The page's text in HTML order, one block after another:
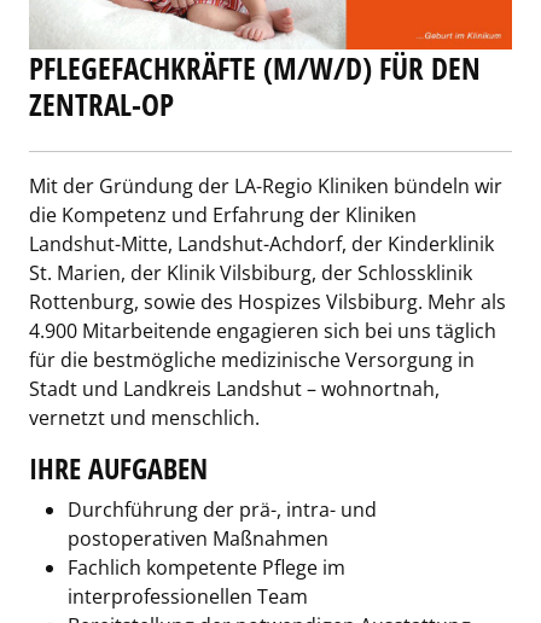
PFLEGEFACHKRÄFTE (M/W/D) FÜR DEN
ZENTRAL-OP
Mit der Gründung der LA-Regio Kliniken bündeln wir
die Kompetenz und Erfahrung der Kliniken
Landshut-Mitte, Landshut-Achdorf, der Kinderklinik
St. Marien, der Klinik Vilsbiburg, der Schlossklinik
Rottenburg, sowie des Hospizes Vilsbiburg. Mehr als
4.900 Mitarbeitende engagieren sich bei uns täglich
für die bestmögliche medizinische Versorgung in
Stadt und Landkreis Landshut – wohnortnah,
vernetzt und menschlich.
IHRE AUFGABEN
Durchführung der prä-, intra- und
postoperativen Maßnahmen
Fachlich kompetente Pflege im
interprofessionellen Team